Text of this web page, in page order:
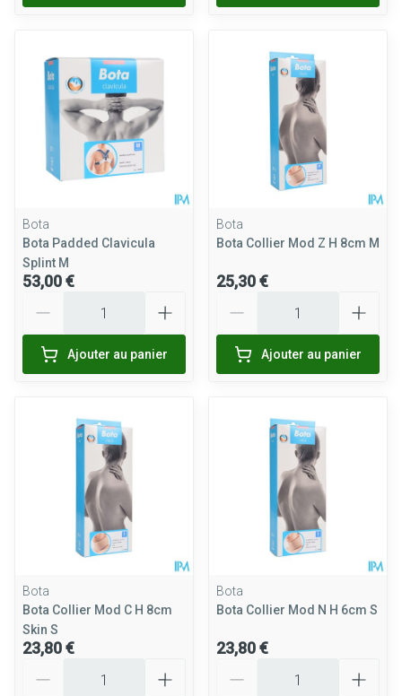
Bota
Bota Padded Clavicula
Splint M
53,00 €
Ajouter au panier
Bota
Bota Collier Mod Z H 8cm M
25,30 €
Ajouter au panier
Bota
Bota Collier Mod C H 8cm
Skin S
23,80 €
Bota
Bota Collier Mod N H 6cm S
23,80 €